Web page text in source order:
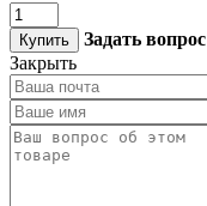
Купить
Задать вопрос
Закрыть